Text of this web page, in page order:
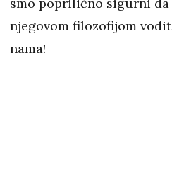
njegovom filozofijom
nama!